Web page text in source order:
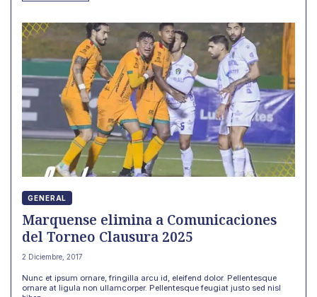
GENERAL
Marquense elimina a Comunicaciones
del Torneo Clausura 2025
2 Diciembre, 2017
Nunc et ipsum ornare, fringilla arcu id, eleifend dolor. Pellentesque
ornare at ligula non ullamcorper. Pellentesque feugiat justo sed nisl